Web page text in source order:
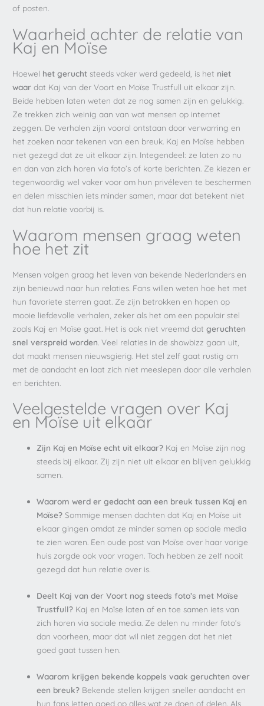
of posten.
Waarheid achter de relatie van
Kaj en Moïse
Hoewel het gerucht steeds vaker werd gedeeld, is het niet
waar dat Kaj van der Voort en Moïse Trustfull uit elkaar zijn.
Beide hebben laten weten dat ze nog samen zijn en gelukkig.
Ze trekken zich weinig aan van wat mensen op internet
zeggen. De verhalen zijn vooral ontstaan door verwarring en
het zoeken naar tekenen van een breuk. Kaj en Moïse hebben
niet gezegd dat ze uit elkaar zijn. Integendeel: ze laten zo nu
en dan van zich horen via foto’s of korte berichten. Ze kiezen er
tegenwoordig wel vaker voor om hun privéleven te beschermen
en delen misschien iets minder samen, maar dat betekent niet
dat hun relatie voorbij is.
Waarom mensen graag weten
hoe het zit
Mensen volgen graag het leven van bekende Nederlanders en
zijn benieuwd naar hun relaties. Fans willen weten hoe het met
hun favoriete sterren gaat. Ze zijn betrokken en hopen op
mooie liefdevolle verhalen, zeker als het om een populair stel
zoals Kaj en Moïse gaat. Het is ook niet vreemd datgeruchten
snel verspreid worden . Veel relaties in de showbizz gaan uit,
dat maakt mensen nieuwsgierig. Het stel zelf gaat rustig om
met de aandacht en laat zich niet meeslepen door alle verhalen
en berichten.
Veelgestelde vragen over Kaj
en Moïse uit elkaar
Zijn Kaj en Moïse echt uit elkaar? Kaj en Moïse zijn nog
steeds bij elkaar. Zij zijn niet uit elkaar en blijven gelukkig
samen.
Waarom werd er gedacht aan een breuk tussen Kaj en
Moïse? Sommige mensen dachten dat Kaj en Moïse uit
elkaar gingen omdat ze minder samen op sociale media
te zien waren. Een oude post van Moïse over haar vorige
huis zorgde ook voor vragen. Toch hebben ze zelf nooit
gezegd dat hun relatie over is.
Deelt Kaj van der Voort nog steeds foto’s met Moïse
Trustfull? Kaj en Moïse laten af en toe samen iets van
zich horen via sociale media. Ze delen nu minder foto’s
dan voorheen, maar dat wil niet zeggen dat het niet
goed gaat tussen hen.
Waarom krijgen bekende koppels vaak geruchten over
een breuk? Bekende stellen krijgen sneller aandacht en
hun fans letten goed op alles wat ze doen of delen. Als